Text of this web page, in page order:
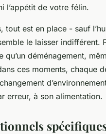
l’appétit de votre félin.
est en place - sauf
le laisser indifférent.
déménagement,
ces moments, chaque
erreur, à son alimentation.